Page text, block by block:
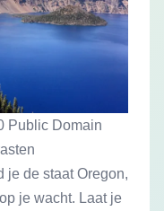
Public Domain
je de staat Oregon,
je wacht. Laat je